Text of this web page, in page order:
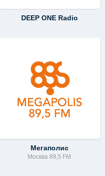
DEEP ONE Radio
Мегаполис
Москва 89,5 FM